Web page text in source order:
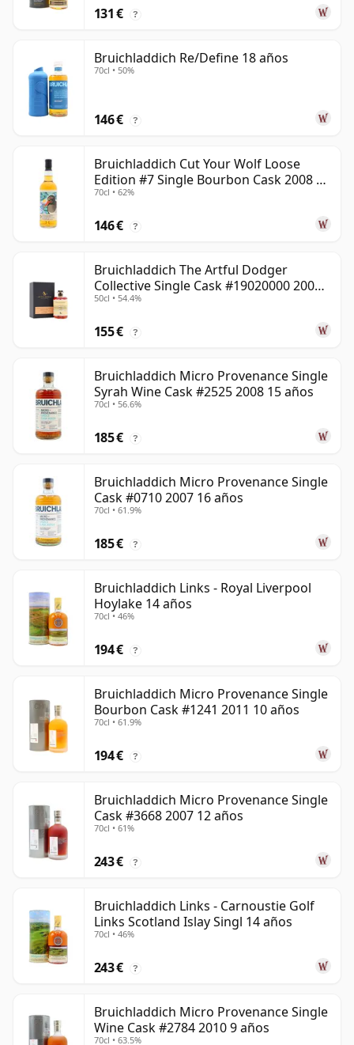
131 € ?
Bruichladdich Re/Define 18 años
70cl • 50%
146 € ?
Bruichladdich Cut Your Wolf Loose
Edition #7 Single Bourbon Cask 2008 14
años
70cl • 62%
146 € ?
Bruichladdich The Artful Dodger
Collective Single Cask #19020000 2001
22 años
50cl • 54.4%
155 € ?
Bruichladdich Micro Provenance Single
Syrah Wine Cask #2525 2008 15 años
70cl • 56.6%
185 € ?
Bruichladdich Micro Provenance Single
Cask #0710 2007 16 años
70cl • 61.9%
185 € ?
Bruichladdich Links - Royal Liverpool
Hoylake 14 años
70cl • 46%
194 € ?
Bruichladdich Micro Provenance Single
Bourbon Cask #1241 2011 10 años
70cl • 61.9%
194 € ?
Bruichladdich Micro Provenance Single
Cask #3668 2007 12 años
70cl • 61%
243 € ?
Bruichladdich Links - Carnoustie Golf
Links Scotland Islay Singl 14 años
70cl • 46%
243 € ?
Bruichladdich Micro Provenance Single
Wine Cask #2784 2010 9 años
70cl • 63.5%